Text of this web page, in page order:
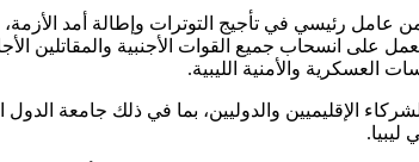
عامل رئيسي في تأجيج التوترات وإطالة أمد الأزمة،
لتثبيت وقف إطلاق النار، والعمل على انسحاب جميع القوات الأجنبية والمقاتلين
العسكرية والأمنية الليبية.
الإقليميين والدوليين، بما في ذلك جامعة الدول